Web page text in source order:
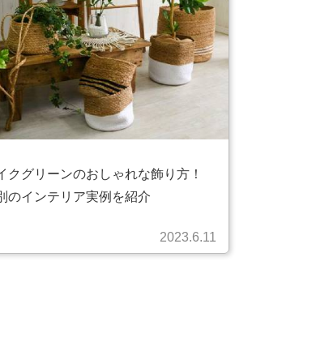
クグリーンのおしゃれな飾り方！
のインテリア実例を紹介
2023.6.11